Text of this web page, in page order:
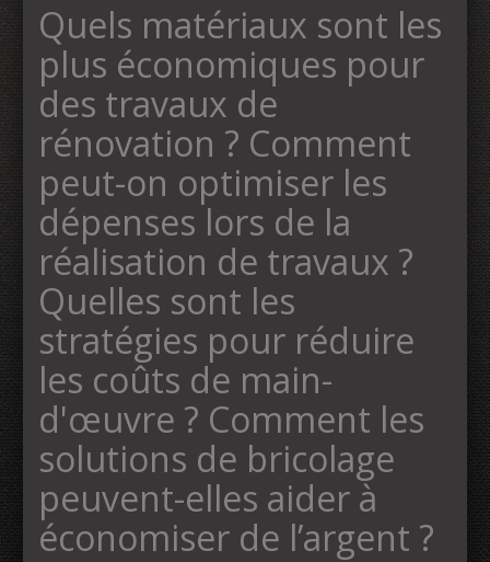
Quels matériaux sont les
plus économiques pour
des travaux de
rénovation ? Comment
peut-on optimiser les
dépenses lors de la
réalisation de travaux ?
Quelles sont les
stratégies pour réduire
les coûts de main-
d'œuvre ? Comment les
solutions de bricolage
peuvent-elles aider à
économiser de l’argent ?